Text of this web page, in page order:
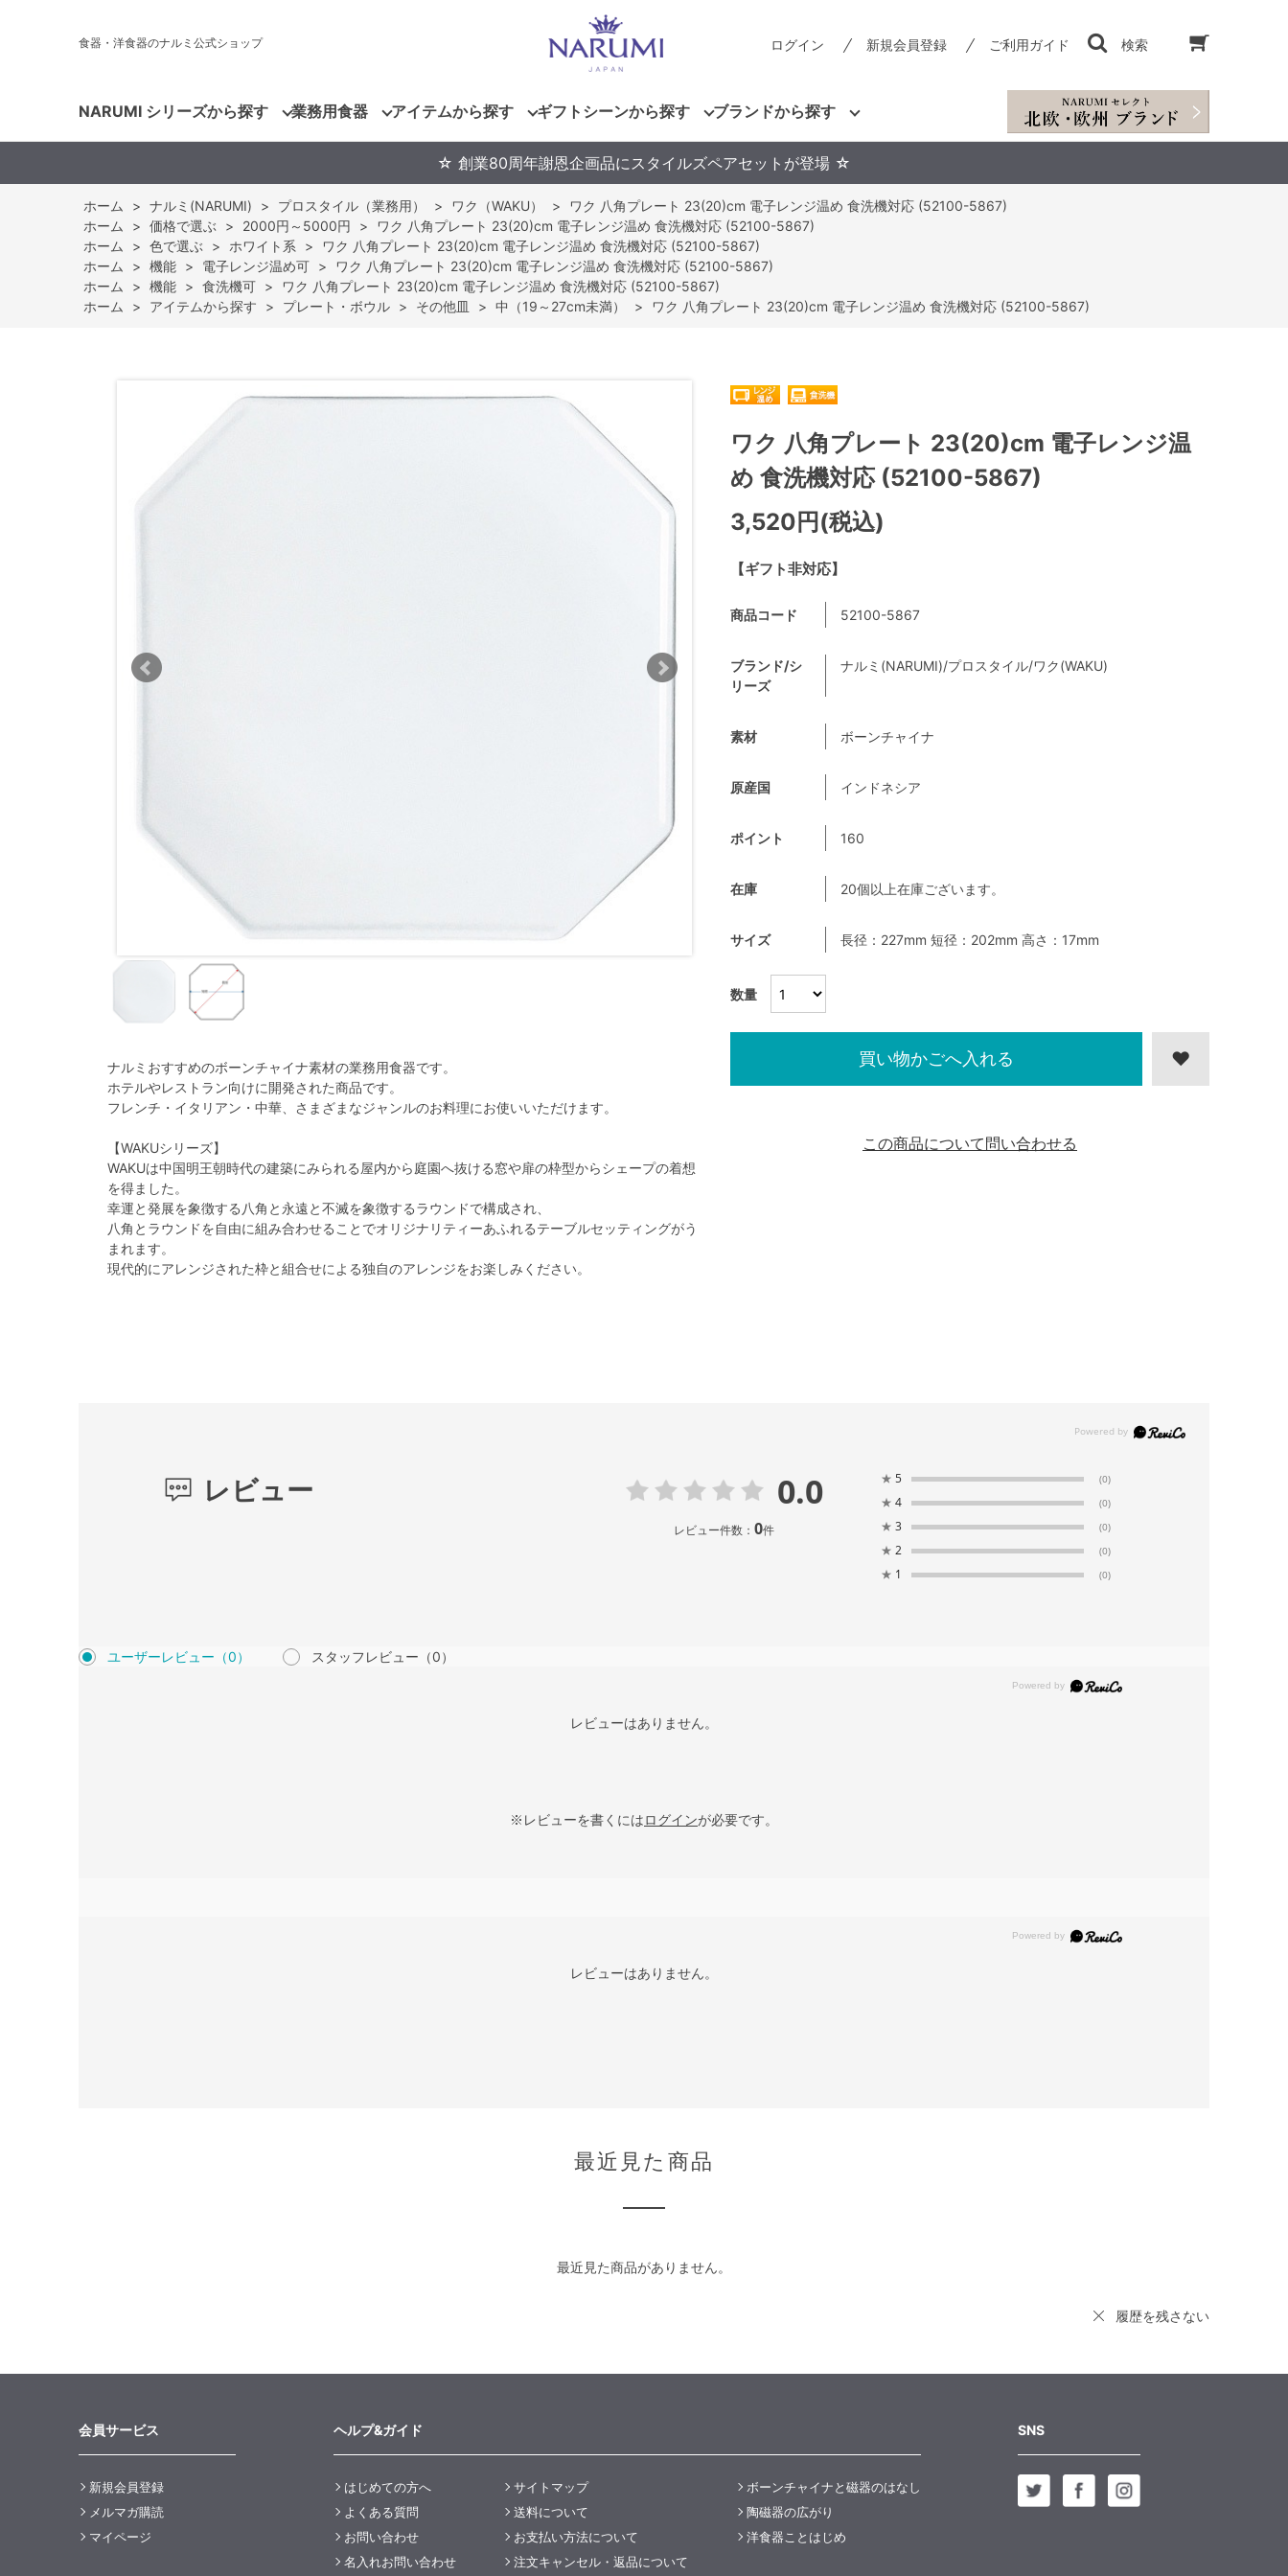
食器・洋食器のナルミ公式ショップ ログイン 新規会員登録 ご利用ガイド 検索
NARUMI シリーズから探す 業務用食器 アイテムから探す ギフトシーンから探す ブランドから探す
☆ 創業80周年謝恩企画品にスタイルズペアセットが登場 ☆
ホーム > ナルミ(NARUMI) > プロスタイル（業務用） > ワク（WAKU） >
ワク 八角プレート 23(20)cm 電子レンジ温め 食洗機対応 (52100-5867)
ホーム
> 価格で選ぶ > 2000円～5000円 >
ワク 八角プレート 23(20)cm 電子レンジ温め 食洗機対応 (52100-5867)
ホーム
> 色で選ぶ > ホワイト系 >
ワク 八角プレート 23(20)cm 電子レンジ温め 食洗機対応 (52100-5867)
ホーム
> 機能 > 電子レンジ温め可 >
ワク 八角プレート 23(20)cm 電子レンジ温め 食洗機対応 (52100-5867)
ホーム
> 機能 > 食洗機可 >
ワク 八角プレート 23(20)cm 電子レンジ温め 食洗機対応 (52100-5867)
ホーム
> アイテムから探す > プレート・ボウル > その他皿 > 中（19～27cm未満） > ワク 八角プレート 23(20)cm 電子レンジ温め 食洗機対応 (52100-5867)
ナルミおすすめのボーンチャイナ素材の業務用食器です。
ホテルやレストラン向けに開発された商品です。
フレンチ・イタリアン・中華、さまざまなジャンルのお料理にお使いいただけます。
【WAKUシリーズ】
WAKUは中国明王朝時代の建築にみられる屋内から庭園へ抜ける窓や扉の枠型からシェープの着想
を得ました。
幸運と発展を象徴する八角と永遠と不滅を象徴するラウンドで構成され、
八角とラウンドを自由に組み合わせることでオリジナリティーあふれるテーブルセッティングがう
まれます。
現代的にアレンジされた枠と組合せによる独自のアレンジをお楽しみください。
【ギフト非対応】
ワク 八角プレート 23(20)cm 電子レンジ温
め 食洗機対応 (52100-5867)
3,520円(税込)
数量
商品コード 52100-5867
ブランド/シ
リーズ
ナルミ(NARUMI)/プロスタイル/ワク(WAKU)
素材 ボーンチャイナ
原産国 インドネシア
ポイント 160
在庫 20個以上在庫ございます。
サイズ 長径：227mm 短径：202mm 高さ：17mm
買い物かごへ入れる
この商品について問い合わせる
レビュー 0.0
レビュー件数： 0件
★ 5 (0)
★ 4 (0)
★ 3 (0)
★ 2 (0)
★ 1 (0)
ユーザーレビュー （0） スタッフレビュー （0）
レビューはありません。
※レビューを書くにはログインが必要です。
レビューはありません。
最近見た商品
最近見た商品がありません。
履歴を残さない
会員サービス
新規会員登録
メルマガ購読
マイページ
ヘルプ&ガイド
はじめての方へ
よくある質問
お問い合わせ
名入れお問い合わせ
サイトマップ
送料について
お支払い方法について
注文キャンセル・返品について
ボーンチャイナと磁器のはなし
陶磁器の広がり
洋食器ことはじめ
SNS